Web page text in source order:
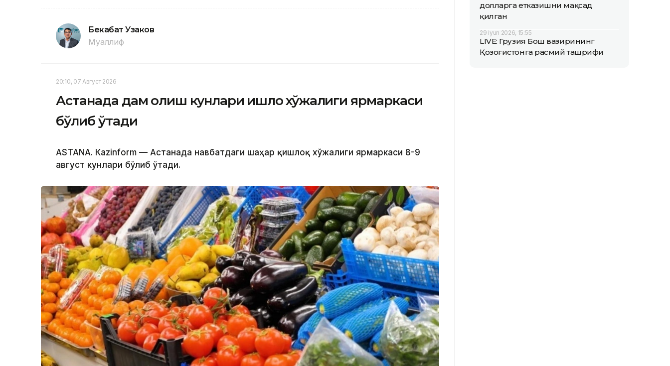
Бекабат Узаков
Муаллиф
20:10, 07 Август 2026
Астанада дам олиш кунлари қишлоқ хўжалиги ярмаркаси
бўлиб ўтади
ASTANА. Кazinform — Астанада навбатдаги шаҳар қишлоқ хўжалиги ярмаркаси 8-9
август кунлари бўлиб ўтади.
долларга етказишни мақсад
қилган
29 iyun 2026, 15:55
LIVE: Грузия Бош вазирининг
Қозоғистонга расмий ташрифи